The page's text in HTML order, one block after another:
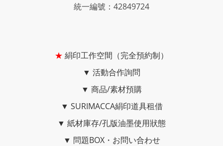
統一編號：42849724
★ 絹印工作空間（完全預約制）
▼ 活動合作詢問
▼ 商品/素材預購
▼ SURIMACCA絹印道具租借
▼ 紙材庫存/孔版油墨使用狀態
▼ 問題BOX・お問い合わせ